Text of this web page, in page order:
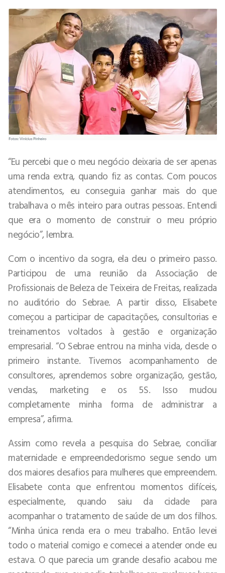
“Eu percebi que o meu negócio deixaria de ser apenas
uma renda extra, quando fiz as contas. Com poucos
atendimentos, eu conseguia ganhar mais do que
trabalhava o mês inteiro para outras pessoas. Entendi
que era o momento de construir o meu próprio
negócio”, lembra.
Com o incentivo da sogra, ela deu o primeiro passo.
Participou de uma reunião da Associação de
Profissionais de Beleza de Teixeira de Freitas, realizada
no auditório do Sebrae. A partir disso, Elisabete
começou a participar de capacitações, consultorias e
treinamentos voltados à gestão e organização
empresarial. “O Sebrae entrou na minha vida, desde o
primeiro instante. Tivemos acompanhamento de
consultores, aprendemos sobre organização, gestão,
vendas, marketing e os 5S. Isso mudou
completamente minha forma de administrar a
empresa”, afirma.
Assim como revela a pesquisa do Sebrae, conciliar
maternidade e empreendedorismo segue sendo um
dos maiores desafios para mulheres que empreendem.
Elisabete conta que enfrentou momentos difíceis,
especialmente, quando saiu da cidade para
acompanhar o tratamento de saúde de um dos filhos.
“Minha única renda era o meu trabalho. Então levei
todo o material comigo e comecei a atender onde eu
estava. O que parecia um grande desafio acabou me